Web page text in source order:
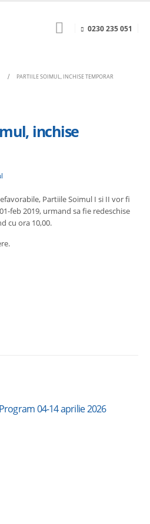
0230 235 051
PARTIILE SOIMUL, INCHISE TEMPORAR
inchise
Partiile Soimul I si II vor fi
feb 2019, urmand sa fie redeschise
cu ora 10,00.
04-14 aprilie 2026